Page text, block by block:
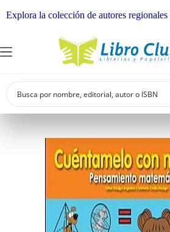
la colección de autores regionales en